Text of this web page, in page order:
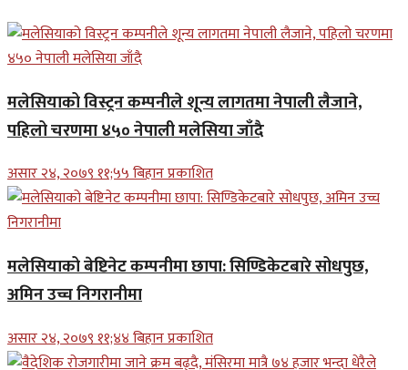
मलेसियाको विस्ट्रन कम्पनीले शून्य लागतमा नेपाली लैजाने,
पहिलो चरणमा ४५० नेपाली मलेसिया जाँदै
असार २४, २०७९ ११;५५ बिहान प्रकाशित
मलेसियाको बेष्टिनेट कम्पनीमा छापा: सिण्डिकेटबारे सोधपुछ,
अमिन उच्च निगरानीमा
असार २४, २०७९ ११;४४ बिहान प्रकाशित